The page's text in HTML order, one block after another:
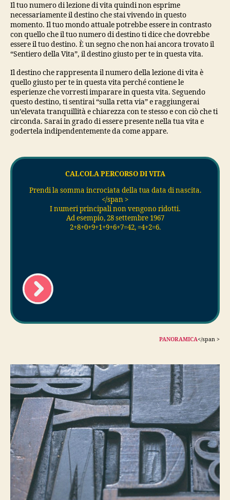
Il tuo numero di lezione di vita quindi non esprime
necessariamente il destino che stai vivendo in questo
momento. Il tuo mondo attuale potrebbe essere in contrasto
con quello che il tuo numero di destino ti dice che dovrebbe
essere il tuo destino. È un segno che non hai ancora trovato il
“Sentiero della Vita”, il destino giusto per te in questa vita.
Il destino che rappresenta il numero della lezione di vita è
quello giusto per te in questa vita perché contiene le
esperienze che vorresti imparare in questa vita. Seguendo
questo destino, ti sentirai “sulla retta via” e raggiungerai
un’elevata tranquillità e chiarezza con te stesso e con ciò che ti
circonda. Sarai in grado di essere presente nella tua vita e
godertela indipendentemente da come appare.
CALCOLA PERCORSO DI VITA
Prendi la somma incrociata della tua data di nascita.
</span >
I numeri principali non vengono ridotti.
Ad esempio, 28 settembre 1967
2+8+0+9+1+9+6+7=42, =4+2=6.
PANORAMICA</span >